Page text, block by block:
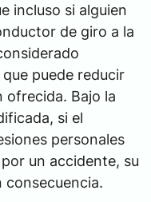
incluso si alguien
de giro a la
puede reducir
ofrecida. Bajo la
si el
personales
un accidente, su
consecuencia.